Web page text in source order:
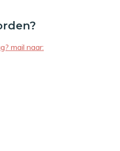
mail naar: